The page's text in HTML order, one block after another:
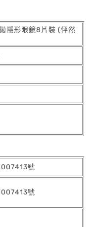
隱形眼鏡8片裝 (怦然
號
號